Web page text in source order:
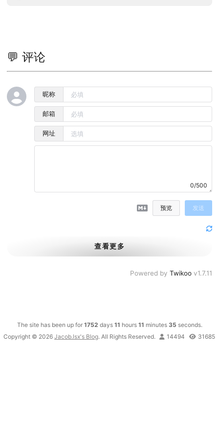
💬 评论
昵称
邮箱
网址
0/500
预览 发送
查看更多
Powered by Twikoo v1.7.11
The site has been up for 1752 days 11 hours 11 minutes 37 seconds.
Copyright © 2026 Jacob.lsx's Blog. All Rights Reserved. 14494 31685